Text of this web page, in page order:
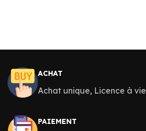
ACHAT
Achat unique, Licence à vie
PAIEMENT